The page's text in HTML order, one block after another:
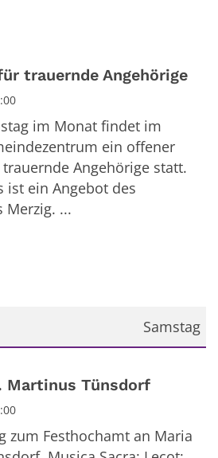
trauernde Angehörige
im Monat findet im
ein offener
Angehörige statt.
ist ein Angebot des
Merzig. ...
Samstag
Martinus Tünsdorf
zum Festhochamt an Maria